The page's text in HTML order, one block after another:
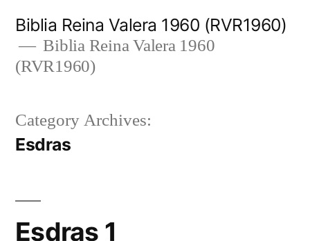
content
Biblia Reina Valera 1960 (RVR1960)
Biblia Reina Valera 1960
(RVR1960)
Category Archives:
Esdras
Esdras 1